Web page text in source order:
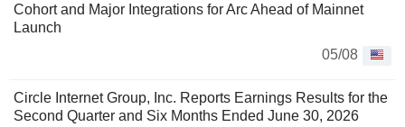
Cohort and Major Integrations for Arc Ahead of Mainnet
Launch
05/08
Circle Internet Group, Inc. Reports Earnings Results for the
Second Quarter and Six Months Ended June 30, 2026